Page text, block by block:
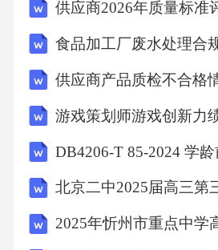
食品加工厂废水处理合
游戏策划师游戏创新力